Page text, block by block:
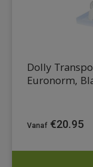
Dolly
Euronorm,
€20.95